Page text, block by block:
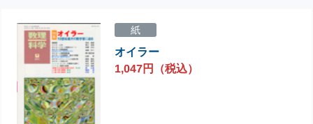
紙
オイラー
1,047円（税込）